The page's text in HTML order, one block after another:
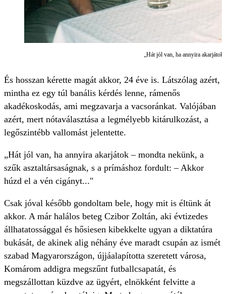
„Hát jól van, ha annyira
És hosszan kérette magát akkor, 24 éve is. Látszólag azért,
mintha ez egy túl banális kérdés lenne, rámenős
akadékoskodás, ami megzavarja a vacsoránkat. Valójában
azért, mert nótaválasztása a legmélyebb kitárulkozást, a
legőszintébb vallomást jelentette.
„Hát jól van, ha annyira akarjátok – mondta nekünk, a
szűk asztaltársaságnak, s a prímáshoz fordult: – Akkor
húzd el a vén cigányt..."
Csak jóval később gondoltam bele, hogy mit is éltünk át
akkor. A már halálos beteg Czibor Zoltán, aki évtizedes
állhatatossággal és hősiesen kibekkelte ugyan a diktatúra
bukását, de akinek alig néhány éve maradt csupán az ismét
szabad Magyarországon, újjáalapította szeretett városa,
Komárom addigra megszűnt futballcsapatát, és
megszállottan küzdve az ügyért, elnökként felvitte a